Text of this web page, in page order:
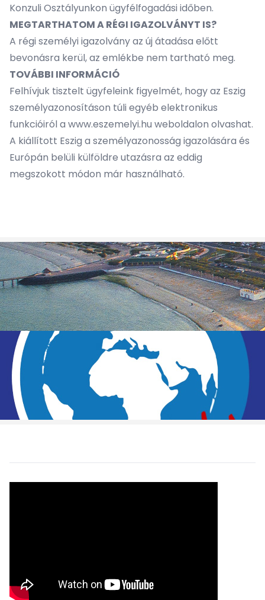
Konzuli Osztályunkon ügyfélfogadási időben.
MEGTARTHATOM A RÉGI IGAZOLVÁNYT IS?
A régi személyi igazolvány az új átadása előtt
bevonásra kerül, az emlékbe nem tartható meg.
TOVÁBBI INFORMÁCIÓ
Felhívjuk tisztelt ügyfeleink figyelmét, hogy az Eszig
személyazonosításon túli egyéb elektronikus
funkcióiról a www.eszemelyi.hu weboldalon olvashat.
A kiállított Eszig a személyazonosság igazolására és
Európán belüli külföldre utazásra az eddig
megszokott módon már használható.